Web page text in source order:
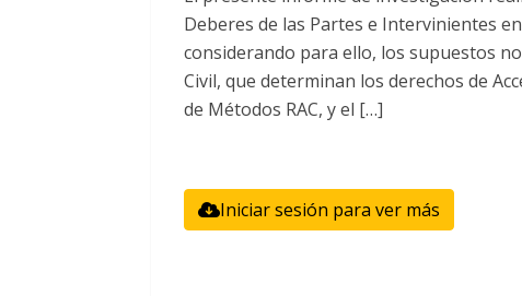
Deberes de las Partes e Intervinientes
considerando para ello, los supuestos
Civil, que determinan los derechos de
de Métodos RAC, y el […]
Iniciar sesión para ver más